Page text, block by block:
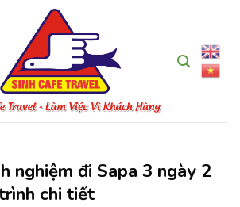
nghiệm đi Sapa 3 ngày 2
chi tiết